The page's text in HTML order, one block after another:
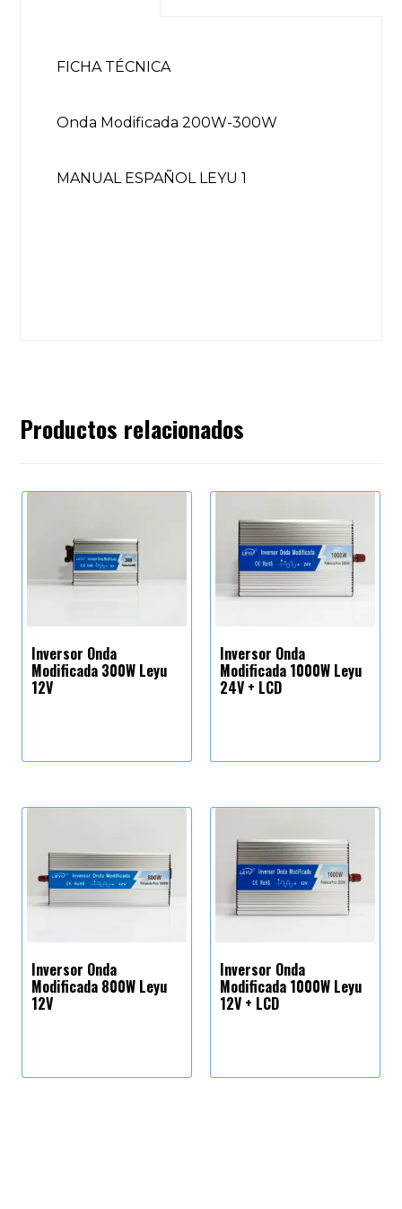
FICHA TÉCNICA
Onda Modificada 200W-300W
MANUAL ESPAÑOL LEYU 1
Productos relacionados
Inversor Onda
Modificada 300W Leyu
12V
Inversor Onda
Modificada 1000W Leyu
24V + LCD
Inversor Onda
Modificada 800W Leyu
12V
Inversor Onda
Modificada 1000W Leyu
12V + LCD